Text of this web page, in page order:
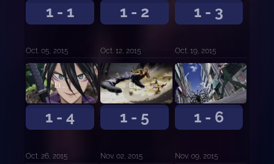
1 - 1
Oct. 05, 2015
1 - 2
Oct. 12, 2015
1 - 3
Oct. 19, 2015
1 - 4
El Ninja moderno
Oct. 26, 2015
1 - 5
El último maestro
Nov. 02, 2015
1 - 6
La ciudad terrorífica
Nov. 09, 2015